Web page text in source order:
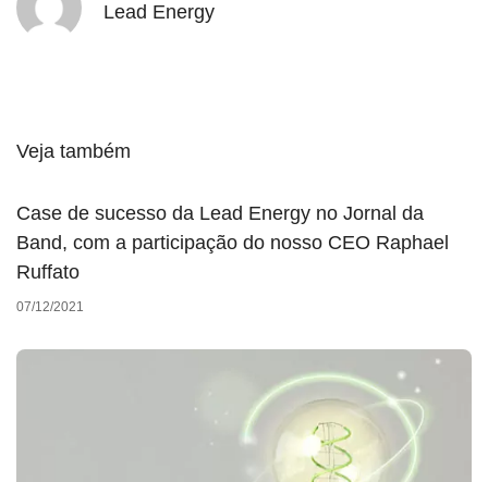
Lead Energy
Veja também
Case de sucesso da Lead Energy no Jornal da
Band, com a participação do nosso CEO Raphael
Ruffato
07/12/2021